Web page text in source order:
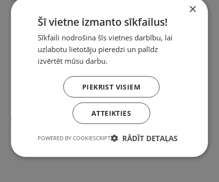
Papīra
maisiņš
“Smile”
(31x12x25cm)
ADD TO CART
×
Šī vietne izmanto sīkfailus!
Sīkfaili nodrošina šīs vietnes darbību, lai
uzlabotu lietotāju pieredzi un palīdz
izvērtēt mūsu darbu.
PIEKRIST VISIEM
ATTEIKTIES
RĀDĪT DETAĻAS
POWERED BY COOKIESCRIPT